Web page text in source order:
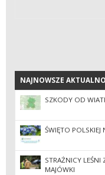
NAJNOWSZE
NAJNOWSZE
SZKODY OD
ŚWIĘTO POLSKIEJ
STRAŻNICY LEŚNI
MAJÓWKI